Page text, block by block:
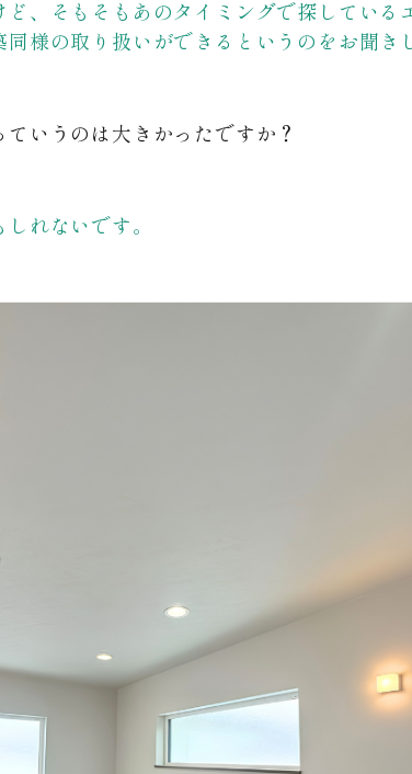
、そもそもあのタイミングで探している
様の取り扱いができるというのをお聞き
いうのは大きかったですか？
れないです。